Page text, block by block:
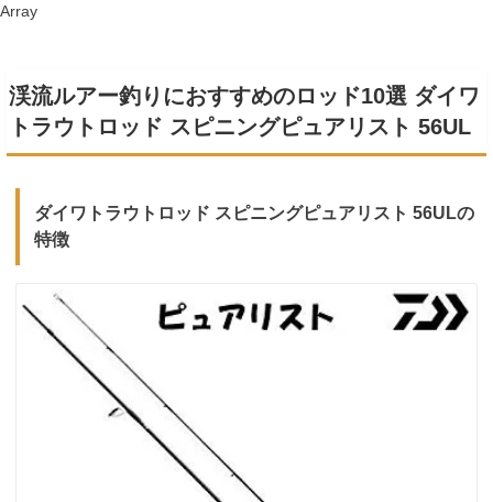
Array
渓流ルアー釣りにおすすめのロッド10選 ダイワ
トラウトロッド スピニングピュアリスト 56UL
ダイワトラウトロッド スピニングピュアリスト 56ULの
特徴